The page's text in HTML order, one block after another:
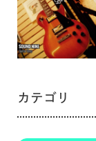
カテゴリ